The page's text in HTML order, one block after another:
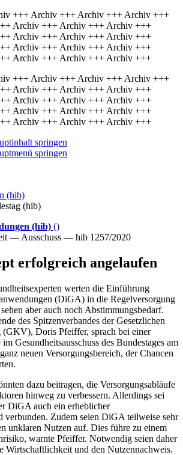
+++ Archiv +++ Archiv +++ Archiv +++
Archiv +++ Archiv +++ Archiv +++
Archiv +++ Archiv +++ Archiv +++
Archiv +++ Archiv +++ Archiv +++
Archiv +++ Archiv +++ Archiv +++
+++ Archiv +++ Archiv +++ Archiv +++
Archiv +++ Archiv +++ Archiv +++
Archiv +++ Archiv +++ Archiv +++
Archiv +++ Archiv +++ Archiv +++
Archiv +++ Archiv +++ Archiv +++
springen
springen
(hib)
(hib)
(hib) ()
— Ausschuss — hib 1257/2020
erfolgreich angelaufen
werten die Einführung
(DiGA) in die Regelversorgung
aber auch noch Abstimmungsbedarf.
des Spitzenverbandes der Gesetzlichen
(GKV), Doris Pfeiffer, sprach bei einer
Gesundheitsausschuss des Bundestages am
neuen Versorgungsbereich, der Chancen
dazu beitragen, die Versorgungsabläufe
hinweg zu verbessern. Allerdings sei
DiGA auch ein erheblicher
verbunden. Zudem seien DiGA teilweise sehr
unklaren Nutzen auf. Dies führe zu einem
warnte Pfeiffer. Notwendig seien daher
Wirtschaftlichkeit und den Nutzennachweis.